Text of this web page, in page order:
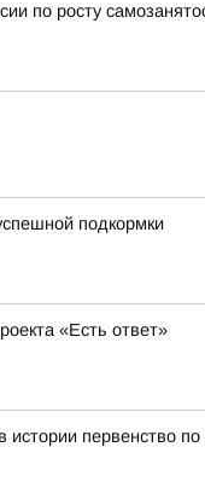
по росту
подкормки
«Есть ответ»
первенство